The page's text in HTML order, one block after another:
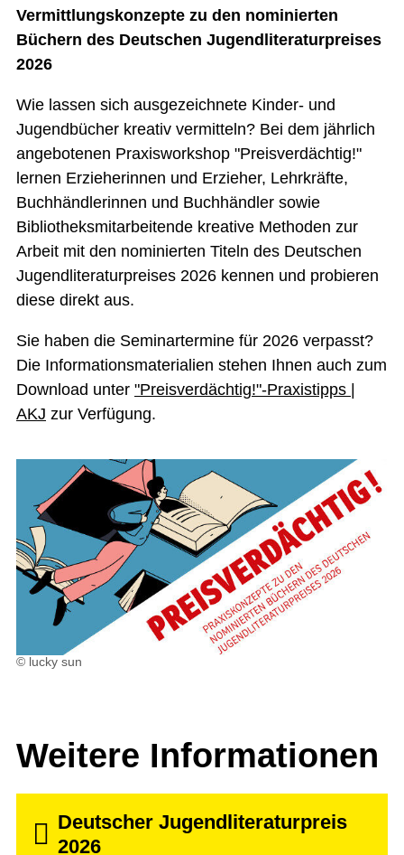
© lucky sun
Vermittlungskonzepte zu den nominierten
Büchern des Deutschen Jugendliteraturpreises
2026
Wie lassen sich ausgezeichnete Kinder- und
Jugendbücher kreativ vermitteln? Bei dem jährlich
angebotenen Praxisworkshop "Preisverdächtig!"
lernen Erzieherinnen und Erzieher, Lehrkräfte,
Buchhändlerinnen und Buchhändler sowie
Bibliotheksmitarbeitende kreative Methoden zur
Arbeit mit den nominierten Titeln des Deutschen
Jugendliteraturpreises 2026 kennen und probieren
diese direkt aus.
Sie haben die Seminartermine für 2026 verpasst?
Die Informationsmaterialien stehen Ihnen auch zum
Download unter "Preisverdächtig!"-Praxistipps |
AKJ zur Verfügung.
Weitere Informationen
Deutscher Jugendliteraturpreis
2026